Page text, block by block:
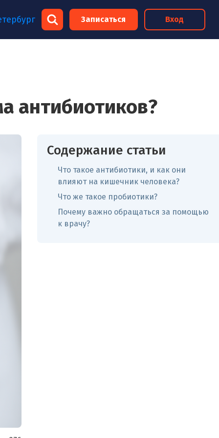
Записаться Вход
антибиотиков?
Содержание статьи
Что такое антибиотики, и как они
влияют на кишечник человека?
Что же такое пробиотики?
Почему важно обращаться за помощью
к врачу?
×